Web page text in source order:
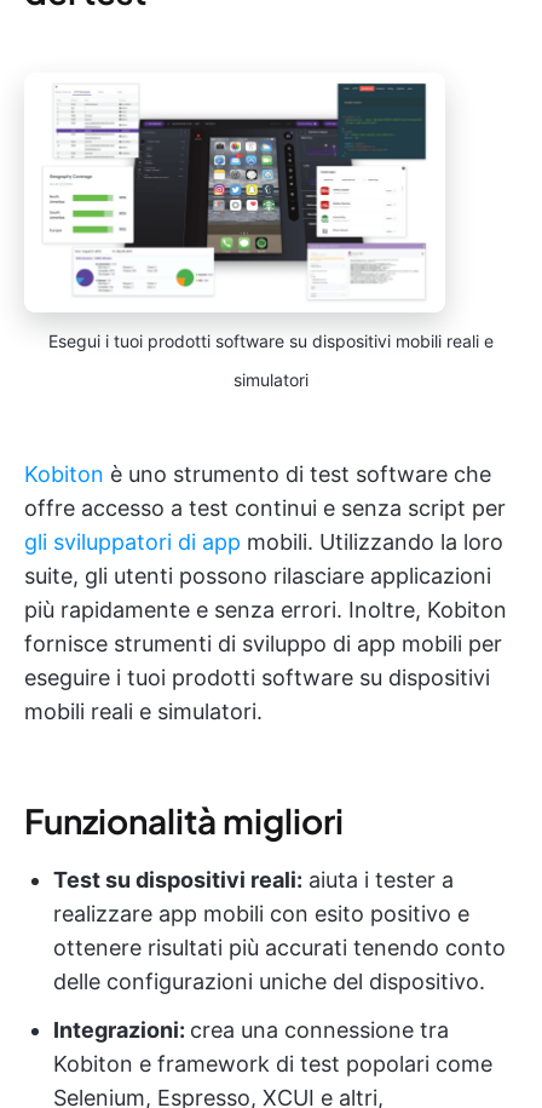
Esegui i tuoi prodotti software su dispositivi mobili reali e
simulatori
Kobiton è uno strumento di test software che
offre accesso a test continui e senza script per
gli sviluppatori di app mobili. Utilizzando la loro
suite, gli utenti possono rilasciare applicazioni
più rapidamente e senza errori. Inoltre, Kobiton
fornisce strumenti di sviluppo di app mobili per
eseguire i tuoi prodotti software su dispositivi
mobili reali e simulatori.
Funzionalità migliori
Test su dispositivi reali: aiuta i tester a
realizzare app mobili con esito positivo e
ottenere risultati più accurati tenendo conto
delle configurazioni uniche del dispositivo.
Integrazioni: crea una connessione tra
Kobiton e framework di test popolari come
Selenium, Espresso, XCUI e altri,